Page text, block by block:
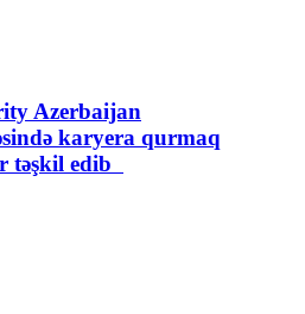
Azerbaijan
karyera qurmaq
təşkil edib